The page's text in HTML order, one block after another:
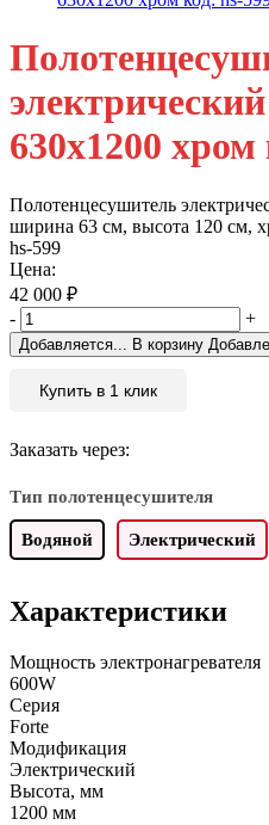
630х1200 хром
Полотенцесушитель
ширина 63 см, высота 120 см,
hs-599
Цена:
42 000 ₽
-
+
Добавляется... В корзину
Купить в 1 клик
Заказать через:
Тип полотенцесушителя
Водяной Электрический
Характеристики
Мощность электронагревателя
600W
Серия
Forte
Модификация
Электрический
Высота, мм
1200 мм